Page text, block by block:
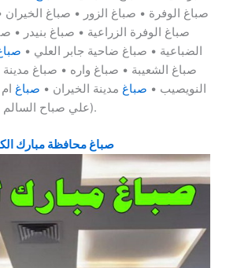
صباغ الوفرة • صباغ الزور • صباغ الخيران
صباغ الوفرة الزراعية • صباغ بنيدر •
الضباعية • صباغ ضاحية جابر العلي •
صباغ الشعيبة • صباغ واره • صباغ
النويصيب • صباغ مدينة الخيران • صباغ
علي صباح السالم).
صباغ محافظة مبارك